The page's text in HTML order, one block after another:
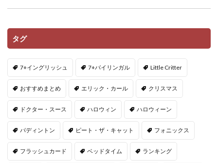
タグ
7+イングリッシュ 7+バイリンガル Little Critter
おすすめまとめ エリック・カール クリスマス
ドクター・スース ハロウィン ハロウィーン
パディントン ピート・ザ・キャット フォニックス
フラッシュカード ベッドタイム ランキング